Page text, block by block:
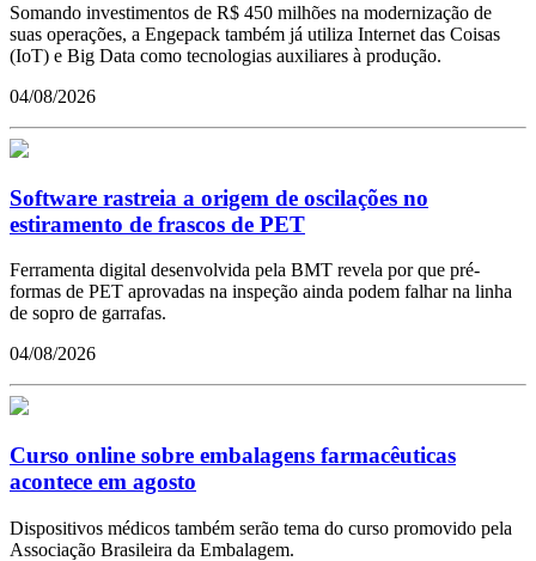
Somando investimentos de R$ 450 milhões na modernização de
suas operações, a Engepack também já utiliza Internet das Coisas
(IoT) e Big Data como tecnologias auxiliares à produção.
04/08/2026
Software rastreia a origem de oscilações no
estiramento de frascos de PET
Ferramenta digital desenvolvida pela BMT revela por que pré-
formas de PET aprovadas na inspeção ainda podem falhar na linha
de sopro de garrafas.
04/08/2026
Curso online sobre embalagens farmacêuticas
acontece em agosto
Dispositivos médicos também serão tema do curso promovido pela
Associação Brasileira da Embalagem.